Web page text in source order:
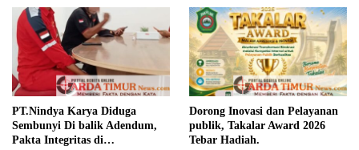
PT.Nindya Karya Diduga
Sembunyi Di balik Adendum,
Pakta Integritas di
Dorong Inovasi dan Pelayanan
publik, Takalar Award 2026
Tebar Hadiah.